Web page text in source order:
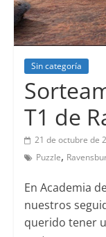
Sin categoría
T1 de
21 de octubre de
Puzzle,
En Academia
nuestros
querido tener